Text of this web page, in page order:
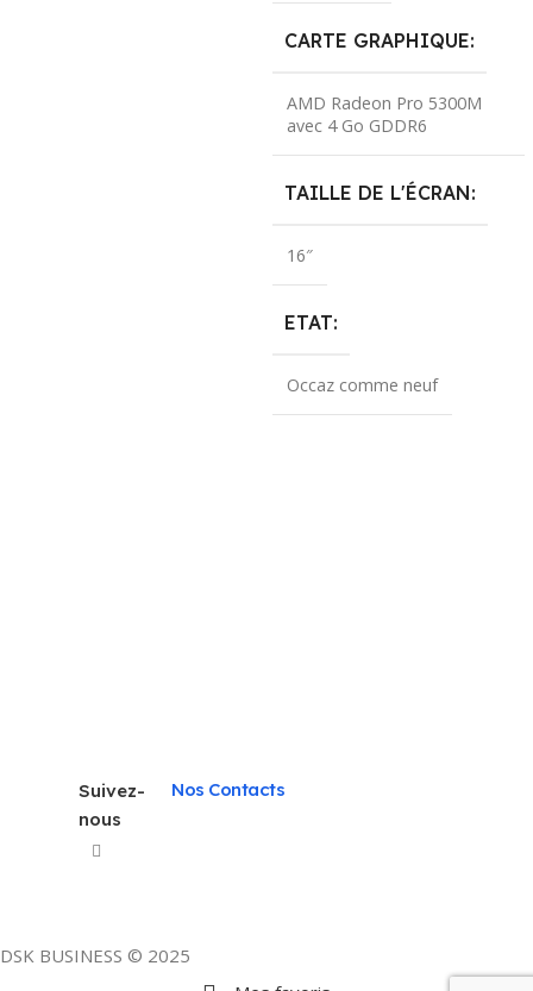
CARTE GRAPHIQUE
AMD Radeon Pro 5300M
avec 4 Go GDDR6
TAILLE DE L'ÉCRAN
16″
ETAT
Occaz comme neuf
Suivez-
nous
Nos Contacts
DSK BUSINESS © 2025